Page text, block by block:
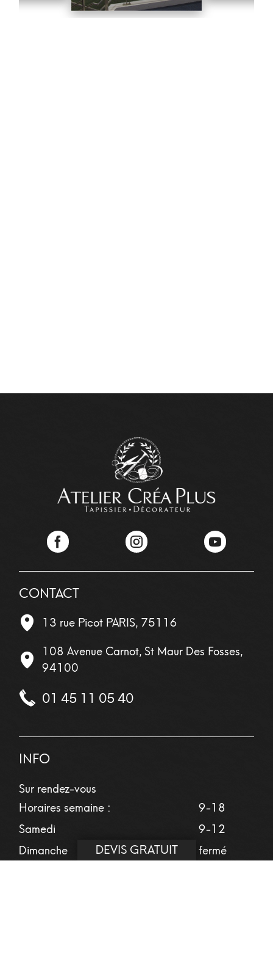
YouTube
CONTACT
13 rue Picot PARIS, 75116
108 Avenue Carnot, St Maur Des Fosses,
94100
01 45 11 05 40
INFO
Sur rendez-vous
Horaires semaine :
9-18
Samedi
9-12
Dimanche
fermé
DEVIS GRATUIT